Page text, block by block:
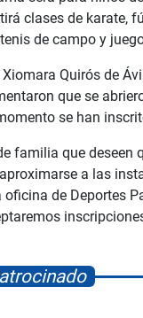
clases de karate,
de campo y
Quirós de
que se
se han
familia que deseen
a las
oficina de Deportes